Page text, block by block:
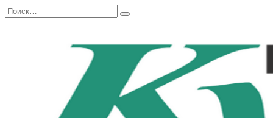
Перейти
к
Search
for: